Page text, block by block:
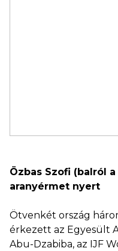
Özbas Szofi (balról
aranyérmet nyert
Ötvenkét ország
érkezett az Egyesült
Abu-Dzabiba, az IJF